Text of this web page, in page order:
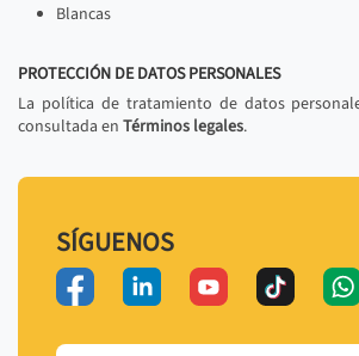
Blancas
PROTECCIÓN DE DATOS PERSONALES
La política de tratamiento de datos
consultada en Términos legales.
SÍGUENOS